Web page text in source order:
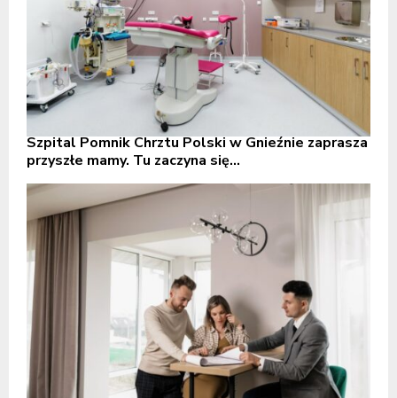
Szpital Pomnik Chrztu Polski w Gnieźnie zaprasza
przyszłe mamy. Tu zaczyna się...